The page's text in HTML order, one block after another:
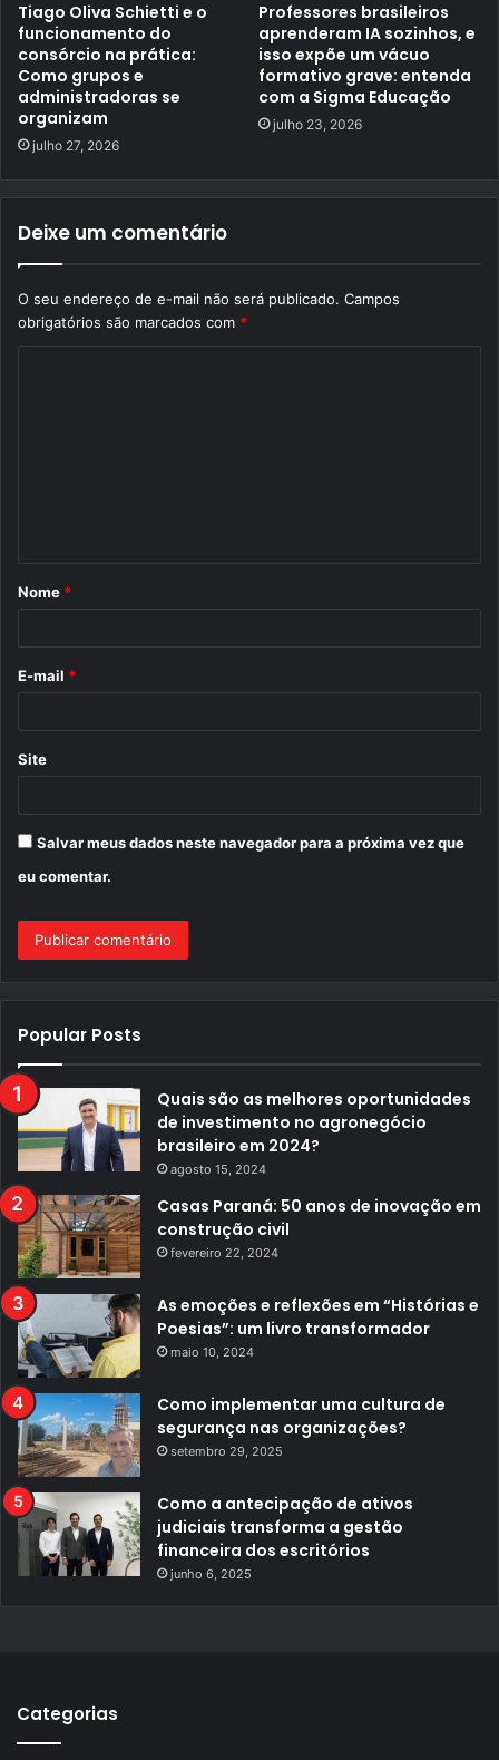
Tiago Oliva Schietti e o
funcionamento do
consórcio na prática:
Como grupos e
administradoras se
organizam
julho 27, 2026
Professores brasileiros
aprenderam IA sozinhos, e
isso expõe um vácuo
formativo grave: entenda
com a Sigma Educação
julho 23, 2026
Deixe um comentário
O seu endereço de e-mail não será publicado. Campos
obrigatórios são marcados com *
r
Nome *
E-mail *
Site
Salvar meus dados neste navegador para a próxima vez que
eu comentar.
Popular Posts
Quais são as melhores oportunidades
de investimento no agronegócio
brasileiro em 2024?
agosto 15, 2024
Casas Paraná: 50 anos de inovação em
construção civil
fevereiro 22, 2024
As emoções e reflexões em “Histórias e
Poesias”: um livro transformador
maio 10, 2024
Como implementar uma cultura de
segurança nas organizações?
setembro 29, 2025
Como a antecipação de ativos
judiciais transforma a gestão
financeira dos escritórios
junho 6, 2025
Categorias